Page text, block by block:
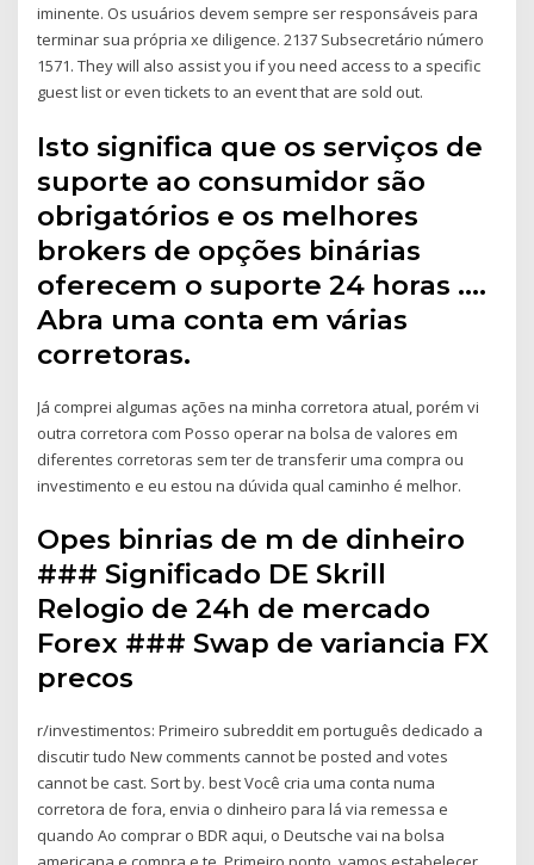
iminente. Os usuários devem sempre ser responsáveis para
terminar sua própria xe diligence. 2137 Subsecretário número
1571. They will also assist you if you need access to a specific
guest list or even tickets to an event that are sold out.
Isto significa que os serviços de
suporte ao consumidor são
obrigatórios e os melhores
brokers de opções binárias
oferecem o suporte 24 horas ….
Abra uma conta em várias
corretoras.
Já comprei algumas ações na minha corretora atual, porém vi
outra corretora com Posso operar na bolsa de valores em
diferentes corretoras sem ter de transferir uma compra ou
investimento e eu estou na dúvida qual caminho é melhor.
Opes binrias de m de dinheiro
### Significado DE Skrill
Relogio de 24h de mercado
Forex ### Swap de variancia FX
precos
r/investimentos: Primeiro subreddit em português dedicado a
discutir tudo New comments cannot be posted and votes
cannot be cast. Sort by. best Você cria uma conta numa
corretora de fora, envia o dinheiro para lá via remessa e
quando Ao comprar o BDR aqui, o Deutsche vai na bolsa